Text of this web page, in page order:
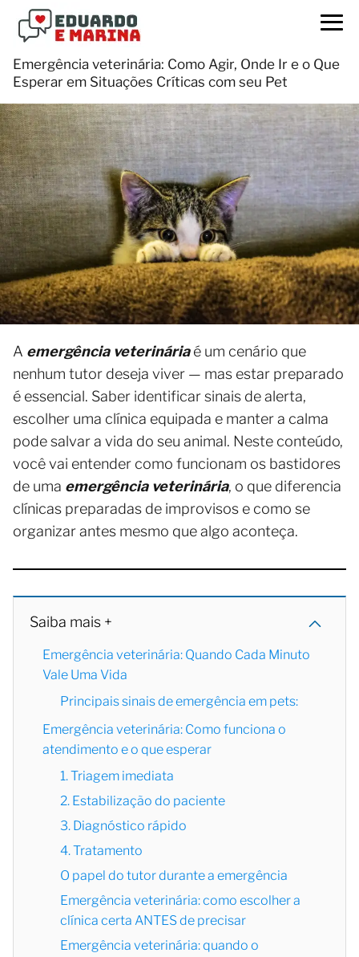
Emergência veterinária: Como Agir, Onde Ir e o Que
Esperar em Situações Críticas com seu Pet
A emergência veterináriaé um cenário que
nenhum tutor deseja viver — mas estar preparado
é essencial. Saber identificar sinais de alerta,
escolher uma clínica equipada e manter a calma
pode salvar a vida do seu animal. Neste conteúdo,
você vai entender como funcionam os bastidores
de uma emergência veterinária, o que diferencia
clínicas preparadas de improvisos e como se
organizar antes mesmo que algo aconteça.
Saiba mais +
Emergência veterinária: Quando Cada Minuto
Vale Uma Vida
Principais sinais de emergência em pets:
Emergência veterinária: Como funciona o
atendimento e o que esperar
1. Triagem imediata
2. Estabilização do paciente
3. Diagnóstico rápido
4. Tratamento
O papel do tutor durante a emergência
Emergência veterinária: como escolher a
clínica certa ANTES de precisar
Emergência veterinária: quando o